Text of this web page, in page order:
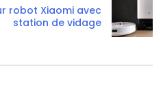
robot Xiaomi avec
station de vidage